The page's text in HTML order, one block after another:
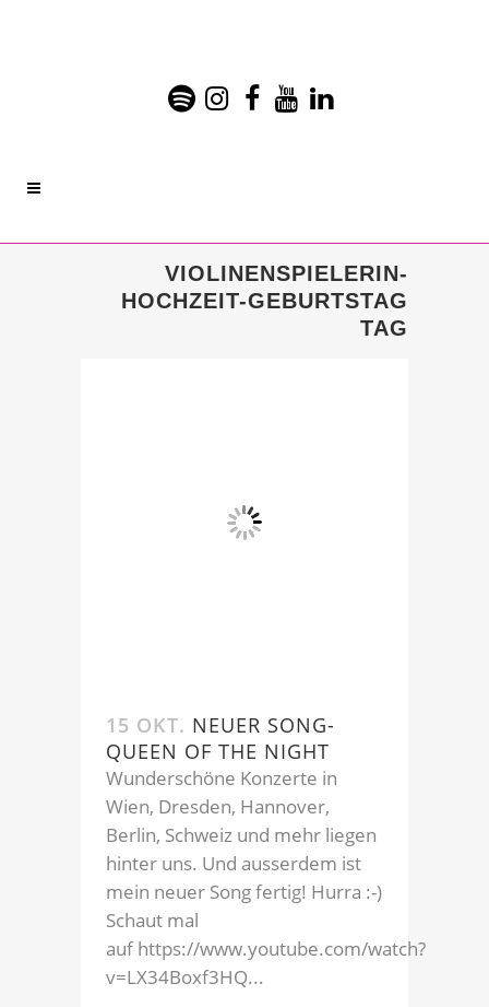
VIOLINENSPIELERIN-
HOCHZEIT-GEBURTSTAG
TAG
15 OKT. NEUER SONG-
QUEEN OF THE NIGHT
Wunderschöne Konzerte in
Wien, Dresden, Hannover,
Berlin, Schweiz und mehr liegen
hinter uns. Und ausserdem ist
mein neuer Song fertig! Hurra :-)
Schaut mal
auf https://www.youtube.com/watch?
v=LX34Boxf3HQ...